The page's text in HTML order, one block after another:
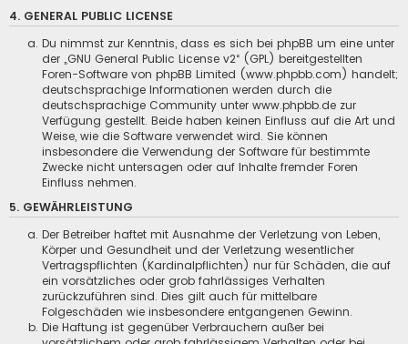
4. GENERAL PUBLIC LICENSE
Du nimmst zur Kenntnis, dass es sich bei phpBB um eine unter
der „GNU General Public License v2“ (GPL) bereitgestellten
Foren-Software von phpBB Limited (www.phpbb.com) handelt;
deutschsprachige Informationen werden durch die
deutschsprachige Community unter www.phpbb.de zur
Verfügung gestellt. Beide haben keinen Einfluss auf die Art und
Weise, wie die Software verwendet wird. Sie können
insbesondere die Verwendung der Software für bestimmte
Zwecke nicht untersagen oder auf Inhalte fremder Foren
Einfluss nehmen.
5. GEWÄHRLEISTUNG
Der Betreiber haftet mit Ausnahme der Verletzung von Leben,
Körper und Gesundheit und der Verletzung wesentlicher
Vertragspflichten (Kardinalpflichten) nur für Schäden, die auf
ein vorsätzliches oder grob fahrlässiges Verhalten
zurückzuführen sind. Dies gilt auch für mittelbare
Folgeschäden wie insbesondere entgangenen Gewinn.
Die Haftung ist gegenüber Verbrauchern außer bei